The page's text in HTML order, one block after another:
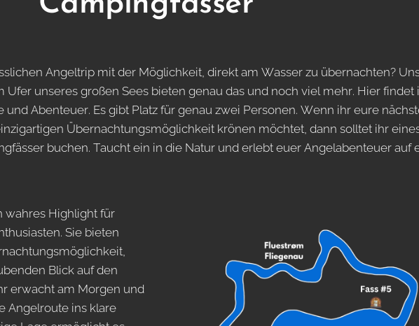
Angeltrip mit der Möglichkeit, direkt am Wasser zu übernachten?
Ufer unseres großen Sees bieten genau das und noch viel mehr. Hier findet
Abenteuer. Es gibt Platz für genau zwei Personen. Wenn ihr eure
Übernachtungsmöglichkeit krönen möchtet, dann solltet ihr
buchen. Taucht ein in die Natur und erlebt euer Angelabenteuer auf
wahres Highlight für
Sie bieten
Blick auf den
erwacht am Morgen und
Angelroute ins klare